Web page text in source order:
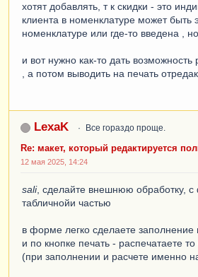
хотят добавлять, т к скидки - это
клиента в номенклатуре может быть
номенклатуре или где-то введена ,
и вот нужно как-то дать возможность
, а потом выводить на печать
LexaK Все гораздо проще.
Re: макет, который редактируется
12 мая 2025, 14:24
sali, сделайте внешнюю обработку,
табличнойи частью
в форме легко сделаете заполнение
и по кнопке печать - распечатаете
(при заполнении и расчете именно